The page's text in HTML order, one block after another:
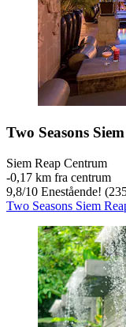
Two Seasons
Siem Reap Centrum
‐0,17 km fra centrum
9,8/10 Enestående!
Two Seasons Siem